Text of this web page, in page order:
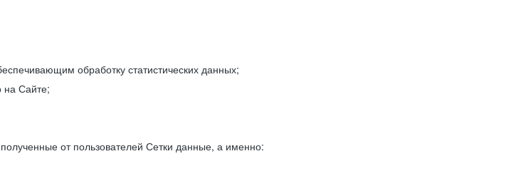
обработку статистических данных;
на Сайте;
от пользователей Сетки данные, а именно: